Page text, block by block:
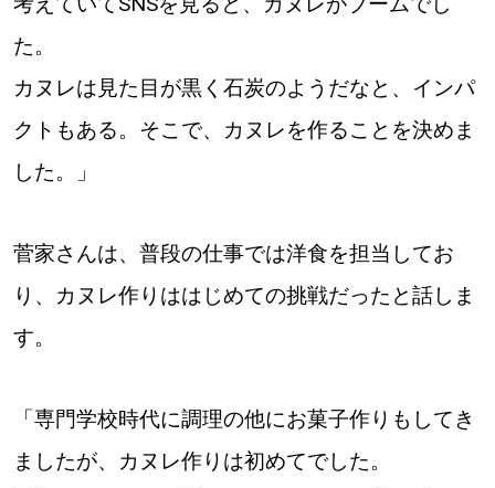
た。
カヌレは見た目が黒く石炭のようだなと、インパ
クトもある。そこで、カヌレを作ることを決めま
した。」
菅家さんは、普段の仕事では洋食を担当してお
り、カヌレ作りははじめての挑戦だったと話しま
す。
「専門学校時代に調理の他にお菓子作りもしてき
ましたが、カヌレ作りは初めてでした。